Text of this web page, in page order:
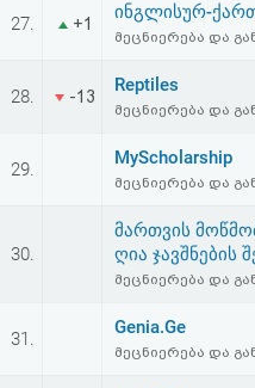
შეთანხმება
უარყოფა
27. +1
ინგლისურ-
მეცნიერება და
28. -13
Reptiles
მეცნიერება და
29.
MyScholarship
მეცნიერება და
30.
მართვის
ღია ჯავშნების
მეცნიერება და
31.
Genia.Ge
მეცნიერება და